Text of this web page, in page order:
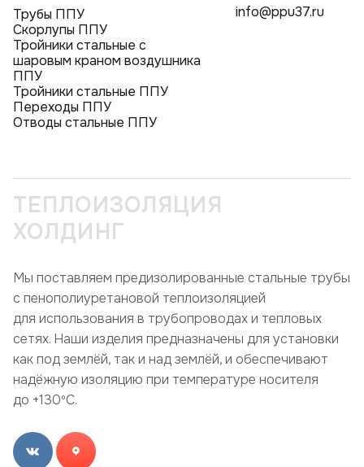
Трубы ППУ
Скорлупы ППУ
Тройники стальные с
шаровым краном воздушника
ППУ
Тройники стальные ППУ
Переходы ППУ
Отводы стальные ППУ
info@ppu37.ru
ТЕПЛОИЗОЛЯЦИЯ
ХОЛДИНГ
Мы поставляем предизолированные стальные трубы
с пенополиуретановой теплоизоляцией
для использования в трубопроводах и тепловых
сетях. Наши изделия предназначены для установки
как под землёй, так и над землёй, и обеспечивают
надёжную изоляцию при температуре носителя
до +130ºC.